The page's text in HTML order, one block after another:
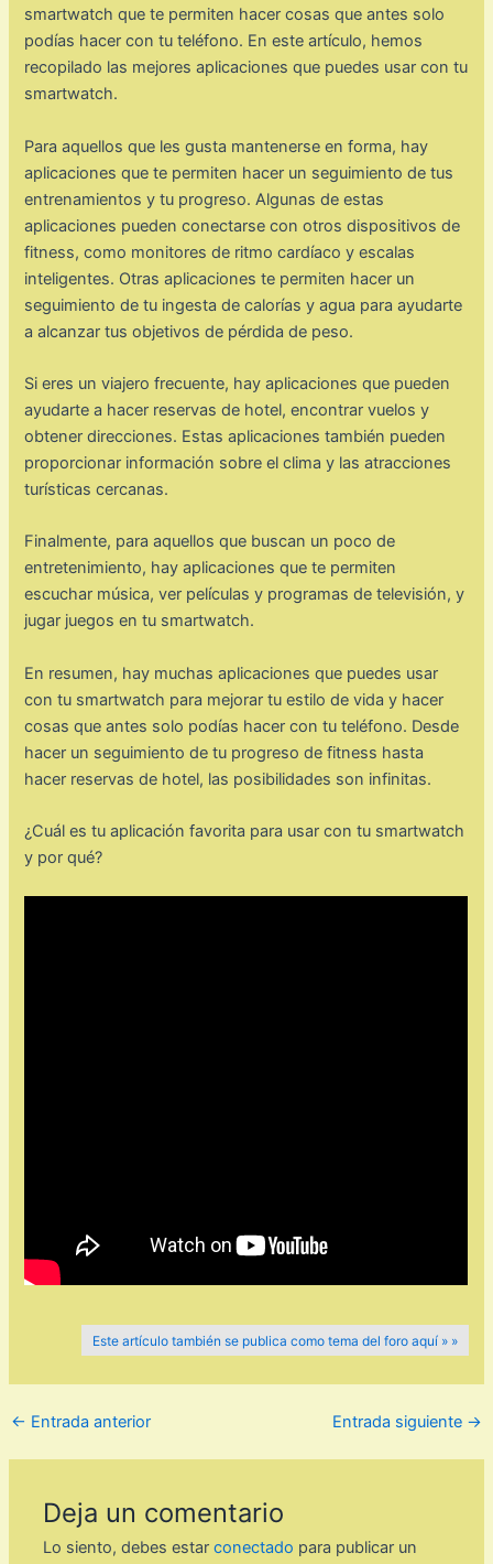
smartwatch que te permiten hacer cosas que antes solo
podías hacer con tu teléfono. En este artículo, hemos
recopilado las mejores aplicaciones que puedes usar con tu
smartwatch.
Para aquellos que les gusta mantenerse en forma, hay
aplicaciones que te permiten hacer un seguimiento de tus
entrenamientos y tu progreso. Algunas de estas
aplicaciones pueden conectarse con otros dispositivos de
fitness, como monitores de ritmo cardíaco y escalas
inteligentes. Otras aplicaciones te permiten hacer un
seguimiento de tu ingesta de calorías y agua para ayudarte
a alcanzar tus objetivos de pérdida de peso.
Si eres un viajero frecuente, hay aplicaciones que pueden
ayudarte a hacer reservas de hotel, encontrar vuelos y
obtener direcciones. Estas aplicaciones también pueden
proporcionar información sobre el clima y las atracciones
turísticas cercanas.
Finalmente, para aquellos que buscan un poco de
entretenimiento, hay aplicaciones que te permiten
escuchar música, ver películas y programas de televisión, y
jugar juegos en tu smartwatch.
En resumen, hay muchas aplicaciones que puedes usar
con tu smartwatch para mejorar tu estilo de vida y hacer
cosas que antes solo podías hacer con tu teléfono. Desde
hacer un seguimiento de tu progreso de fitness hasta
hacer reservas de hotel, las posibilidades son infinitas.
¿Cuál es tu aplicación favorita para usar con tu smartwatch
y por qué?
Este artículo también se publica como tema del foro aquí » »
← Entrada anterior Entrada siguiente →
Deja un comentario
Lo siento, debes estarconectado para publicar un